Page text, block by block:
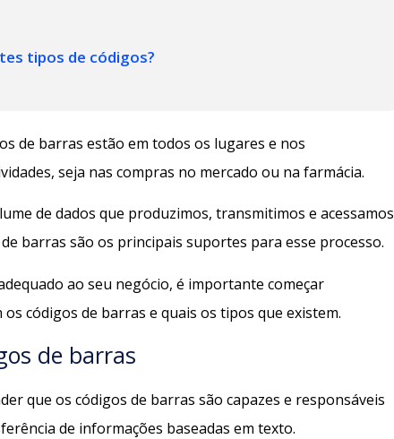
tipos de códigos?
de barras estão em todos os lugares e nos
seja nas compras no mercado ou na farmácia.
de dados que produzimos, transmitimos e acessamos
barras são os principais suportes para esse processo.
ao seu negócio, é importante começar
códigos de barras e quais os tipos que existem.
de barras
que os códigos de barras são capazes e responsáveis
de informações baseadas em texto.